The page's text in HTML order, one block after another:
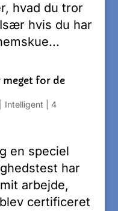
hvad du tror
hvis du har
meget for de
Intelligent
4
en speciel
har
arbejde,
certificeret